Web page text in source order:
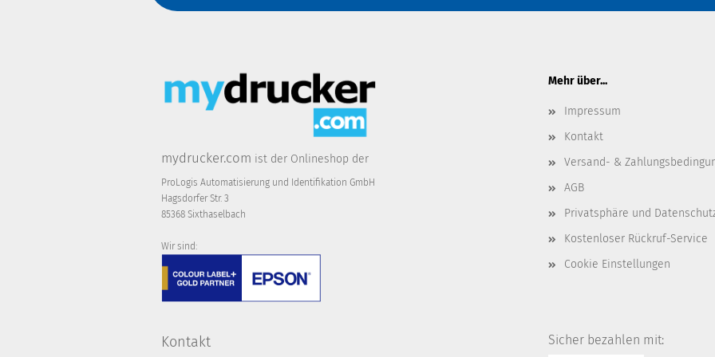
mydrucker.com ist der Onlineshop der
ProLogis Automatisierung und Identifikation GmbH
Hagsdorfer Str. 3
85368 Sixthaselbach
Wir sind:
Mehr über...
Impressum
Kontakt
Versand- &
AGB
Privatsphäre und
Kostenloser Rückruf-Service
Cookie Einstellungen
Kontakt Sicher bezahlen mit: